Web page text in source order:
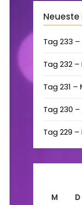
Tag 233 –
Tag 232 –
Tag 231 –
Tag 230 –
Tag 229 –
M D